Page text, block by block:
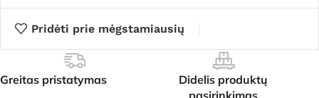
Pridėti prie mėgstamiausių
Greitas pristatymas
Didelis produktų